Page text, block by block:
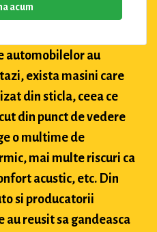
acum
automobilelor au
exista masini care
din sticla, ceea ce
din punct de vedere
o multime de
mai multe riscuri ca
acustic, etc. Din
si producatorii
reusit sa gandeasca